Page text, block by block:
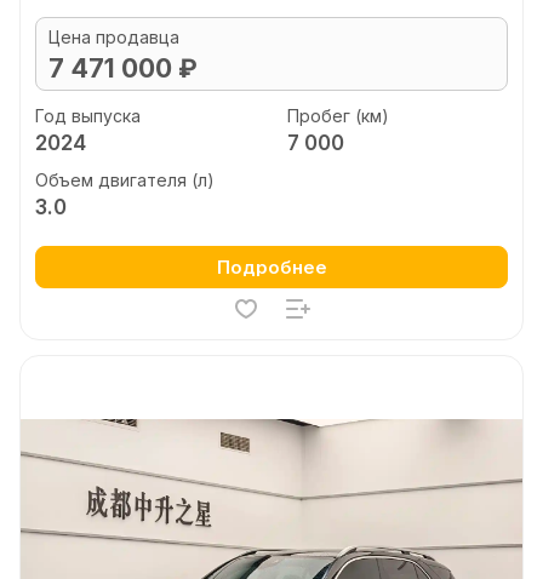
Цена продавца
7 471 000 ₽
Год выпуска
2024
Пробег (км)
7 000
Объем двигателя (л)
3.0
Подробнее